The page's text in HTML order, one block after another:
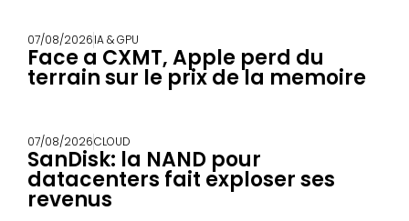
07/08/2026IA & GPU
Face a CXMT, Apple perd du
terrain sur le prix de la memoire
07/08/2026CLOUD
SanDisk: la NAND pour
datacenters fait exploser ses
revenus